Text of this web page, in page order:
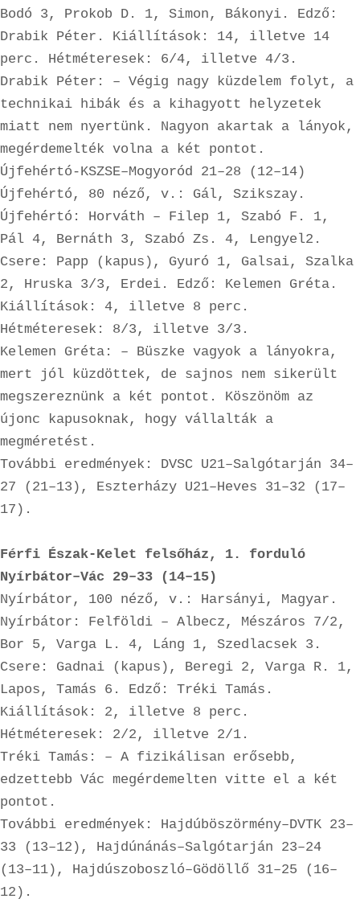
Bodó 3, Prokob D. 1, Simon, Bákonyi. Edző:
Drabik Péter. Kiállítások: 14, illetve 14
perc. Hétméteresek: 6/4, illetve 4/3.
Drabik Péter: – Végig nagy küzdelem folyt, a
technikai hibák és a kihagyott helyzetek
miatt nem nyertünk. Nagyon akartak a lányok,
megérdemelték volna a két pontot.
Újfehértó-KSZSE–Mogyoród 21–28 (12–14)
Újfehértó, 80 néző, v.: Gál, Szikszay.
Újfehértó: Horváth – Filep 1, Szabó F. 1,
Pál 4, Bernáth 3, Szabó Zs. 4, Lengyel2.
Csere: Papp (kapus), Gyuró 1, Galsai, Szalka
2, Hruska 3/3, Erdei. Edző: Kelemen Gréta.
Kiállítások: 4, illetve 8 perc.
Hétméteresek: 8/3, illetve 3/3.
Kelemen Gréta: – Büszke vagyok a lányokra,
mert jól küzdöttek, de sajnos nem sikerült
megszereznünk a két pontot. Köszönöm az
újonc kapusoknak, hogy vállalták a
megméretést.
További eredmények: DVSC U21–Salgótarján 34–
27 (21–13), Eszterházy U21–Heves 31–32 (17–
17).
Férfi Észak-Kelet felsőház, 1. forduló
Nyírbátor–Vác 29–33 (14–15)
Nyírbátor, 100 néző, v.: Harsányi, Magyar.
Nyírbátor: Felföldi – Albecz, Mészáros 7/2,
Bor 5, Varga L. 4, Láng 1, Szedlacsek 3.
Csere: Gadnai (kapus), Beregi 2, Varga R. 1,
Lapos, Tamás 6. Edző: Tréki Tamás.
Kiállítások: 2, illetve 8 perc.
Hétméteresek: 2/2, illetve 2/1.
Tréki Tamás: – A fizikálisan erősebb,
edzettebb Vác megérdemelten vitte el a két
pontot.
További eredmények: Hajdúböszörmény–DVTK 23–
33 (13–12), Hajdúnánás–Salgótarján 23–24
(13–11), Hajdúszoboszló–Gödöllő 31–25 (16–
12).